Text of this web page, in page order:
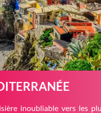
inoubliable vers les